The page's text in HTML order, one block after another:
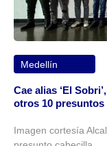
Medellín
Cae alias ‘El
otros 10
Imagen cortesía